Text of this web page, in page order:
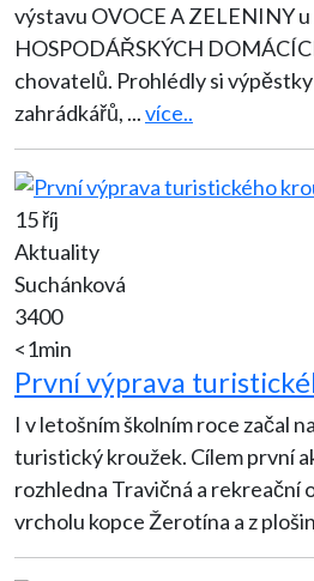
výstavu OVOCE A ZELENINY
HOSPODÁŘSKÝCH
chovatelů. Prohlédly si
zahrádkářů, ...více..
15 říj
Aktuality
Suchánková
3400
<1min
První výprava
I v letošním školním roce začal
turistický kroužek. Cílem první
rozhledna Travičná a rekreační
vrcholu kopce Žerotína a z